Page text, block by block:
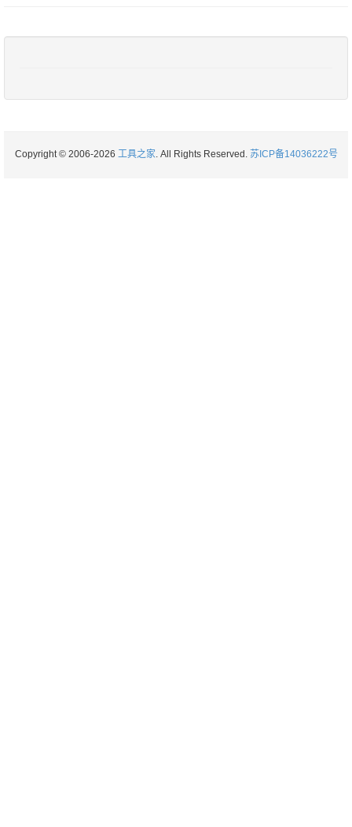
Copyright © 2006-2026 工具之家. All Rights Reserved. 苏ICP备14036222号